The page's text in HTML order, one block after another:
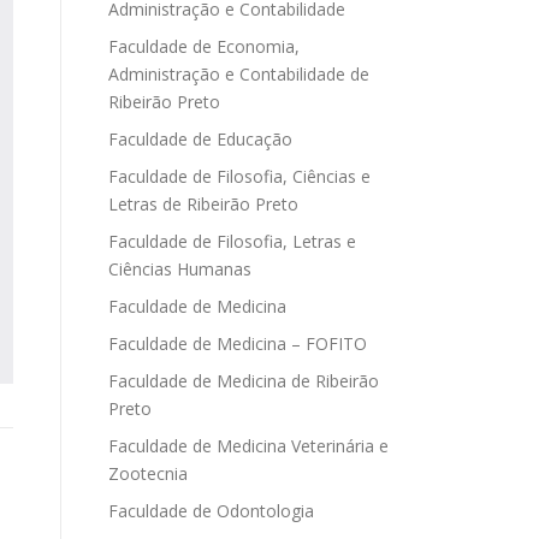
Administração e Contabilidade
Faculdade de Economia,
Administração e Contabilidade de
Ribeirão Preto
Faculdade de Educação
Faculdade de Filosofia, Ciências e
Letras de Ribeirão Preto
Faculdade de Filosofia, Letras e
Ciências Humanas
Faculdade de Medicina
Faculdade de Medicina – FOFITO
Faculdade de Medicina de Ribeirão
Preto
Faculdade de Medicina Veterinária e
Zootecnia
Faculdade de Odontologia